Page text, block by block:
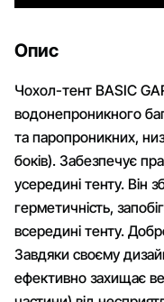
Опис
Чохол-тент BASIC
водонепроникного
та паропроникних,
боків). Забезпечує
усередині тенту. Він
герметичність,
всередині тенту.
Завдяки своєму
ефективно захищає